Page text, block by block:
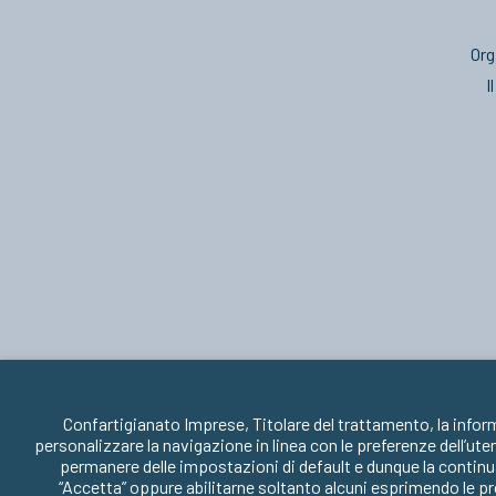
Confartigianato Imprese, Titolare del trattamento, la
personalizzare la navigazione in linea con le preferenze
permanere delle impostazioni di default e dunque la
“Accetta” oppure abilitarne soltanto alcuni esprimendo le